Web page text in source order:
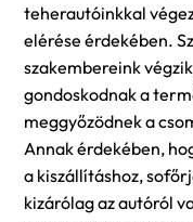
teherautóinkkal
elérése érdekében.
szakembereink
gondoskodnak a
meggyőzödnek a
Annak érdekében,
a kiszállításhoz,
kizárólag az autóról